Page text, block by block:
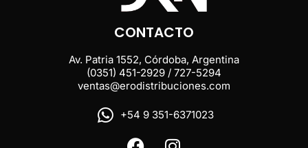
CONTACTO
Av. Patria 1552, Córdoba, Argentina
(0351) 451-2929 / 727-5294
ventas@erodistribuciones.com
+54 9 351-6371023